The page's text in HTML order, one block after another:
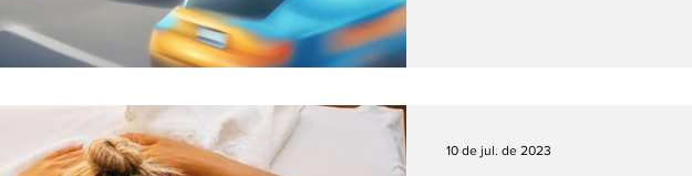
10 de jul. de 2023